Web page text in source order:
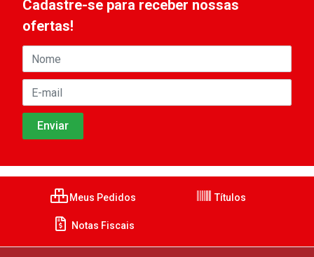
Cadastre-se para receber nossas
ofertas!
Meus Pedidos Títulos
Notas Fiscais